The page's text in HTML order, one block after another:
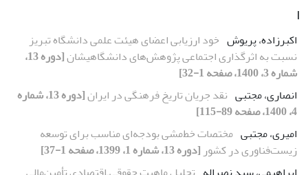
ا
اکبرزاده، پریوش خود ارزیابی اعضای هیئت علمی دانشگاه تبریز
نسبت به اثرگذاری اجتماعی پژوهش‌‌های دانشگاهیشان
[دوره 13،
شماره 3، 1400، صفحه 1-32]
انصاری، مجتبی نقد جریان تاریخ فرهنگی در ایران
[دوره 13، شماره
4، 1400، صفحه 89-115]
امیری، مجتبی مختصات خط‌مشی بودجه‌ای مناسب برای توسعه
زیست‌فناوری در کشور [دوره 13، شماره 1، 1399، صفحه 1-37]